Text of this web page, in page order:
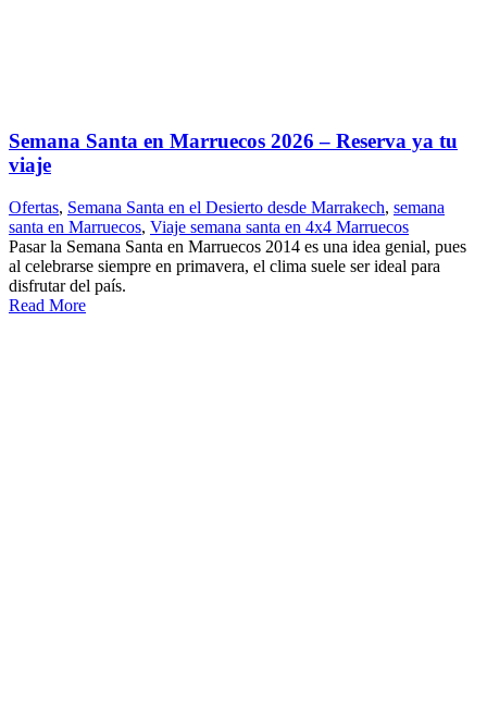
Semana Santa en Marruecos 2026 – Reserva ya tu
viaje
Ofertas, Semana Santa en el Desierto desde Marrakech, semana
santa en Marruecos, Viaje semana santa en 4x4 Marruecos
Pasar la Semana Santa en Marruecos 2014 es una idea genial, pues
al celebrarse siempre en primavera, el clima suele ser ideal para
disfrutar del país.
Read More